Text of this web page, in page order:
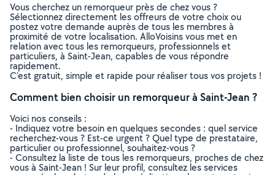
Vous cherchez un remorqueur près de chez vous ?
Sélectionnez directement les offreurs de votre choix ou
postez votre demande auprès de tous les membres à
proximité de votre localisation. AlloVoisins vous met en
relation avec tous les remorqueurs, professionnels et
particuliers, à Saint-Jean, capables de vous répondre
rapidement.
C’est gratuit, simple et rapide pour réaliser tous vos projets !
Comment bien choisir un remorqueur à Saint-Jean ?
Voici nos conseils :
- Indiquez votre besoin en quelques secondes : quel service
recherchez-vous ? Est-ce urgent ? Quel type de prestataire,
particulier ou professionnel, souhaitez-vous ?
- Consultez la liste de tous les remorqueurs, proches de chez
vous à Saint-Jean ! Sur leur profil, consultez les services